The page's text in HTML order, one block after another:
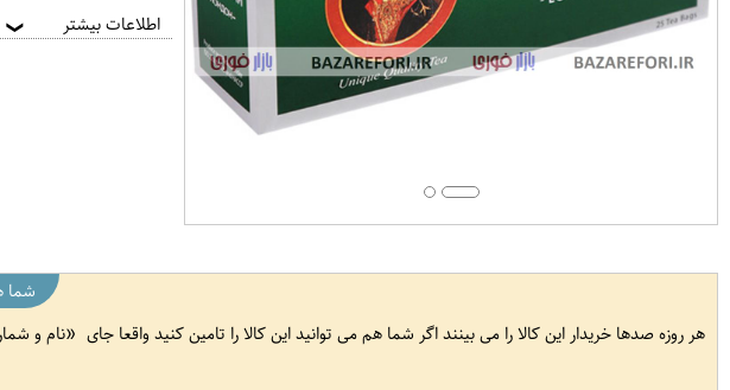
اطلاعات بیشتر ❯
شما
هر روزه صدها خریدار این کالا را می بینند اگر شما هم می توانید این کالا را تامین کنید واقعا جای
نام و